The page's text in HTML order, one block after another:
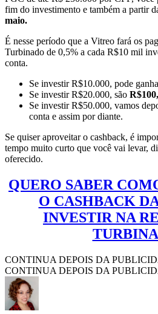
fim do investimento e também a partir
maio.
É nesse período que a Vitreo fará os
Turbinado de 0,5% a cada R$10 mil
conta.
Se investir R$10.000, pode
Se investir R$20.000, são
Se investir R$50.000, vamos
conta e assim por diante.
Se quiser aproveitar o cashback, é
tempo muito curto que você vai levar,
oferecido.
QUERO SABER
O CASHBACK
INVESTIR NA
CONTINUA DEPOIS DA
CONTINUA DEPOIS DA